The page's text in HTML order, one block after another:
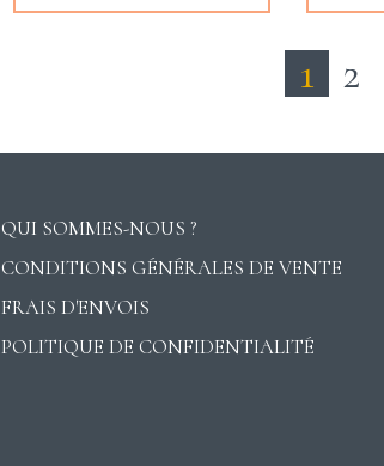
1 2
QUI SOMMES-NOUS ?
CONDITIONS GÉNÉRALES DE VENTE
FRAIS D'ENVOIS
POLITIQUE DE CONFIDENTIALITÉ